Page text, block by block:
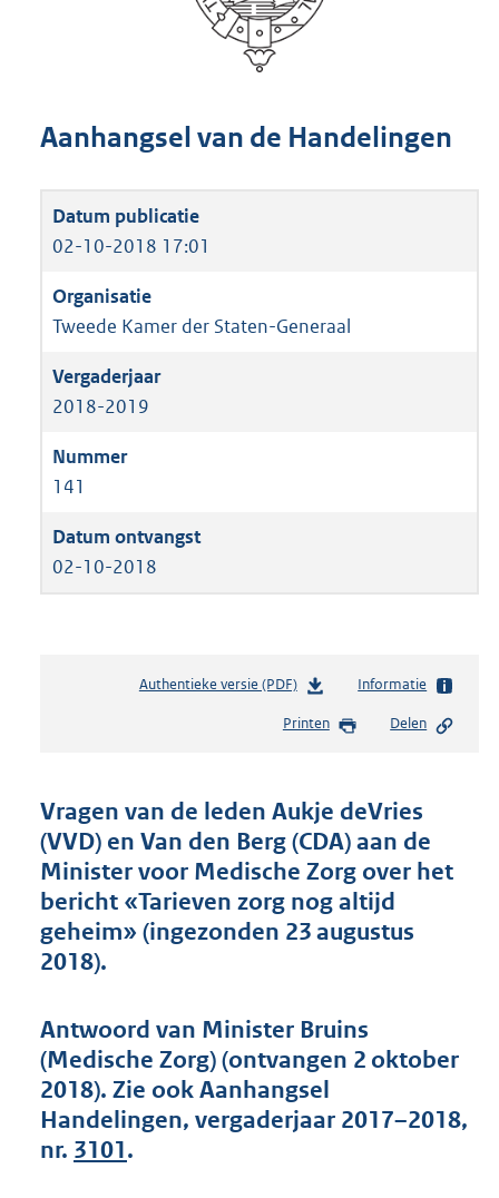
Aanhangsel van de Handelingen
02-10-2018 17:01
Tweede Kamer der Staten-Generaal
2018-2019
141
02-10-2018
Authentieke versie (PDF)b
s
n
d
s
g
r
o
4
4
K
b
Informatie
Printen Delen
Vragen van de leden Aukje deVries
(VVD) en Van den Berg (CDA) aan de
Minister voor Medische Zorg over het
bericht «Tarieven zorg nog altijd
geheim» (ingezonden 23 augustus
2018).
Antwoord van Minister Bruins
(Medische Zorg) (ontvangen 2 oktober
2018). Zie ook Aanhangsel
Handelingen, vergaderjaar 2017–2018,
nr. 3101.